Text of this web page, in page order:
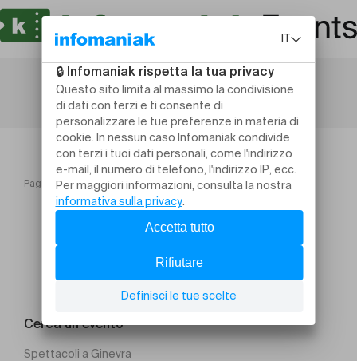
Pagina iniziale Ciné seniors "Le diable s'habille en Prada 2"
Cerca un evento
Spettacoli a Ginevra